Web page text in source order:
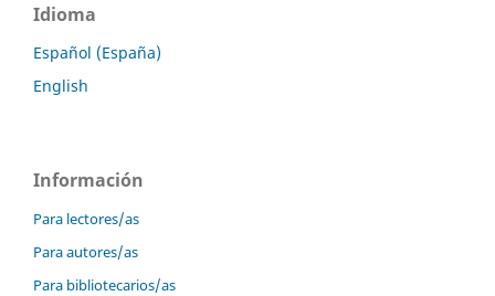
Idioma
Español (España)
English
Información
Para lectores/as
Para autores/as
Para bibliotecarios/as